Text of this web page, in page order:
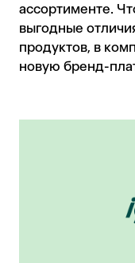
ассортименте.
выгодные
продуктов, в
новую бренд-